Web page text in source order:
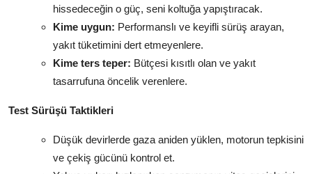
hissedeceğin o güç, seni koltuğa yapıştıracak.
Kime uygun: Performanslı ve keyifli sürüş arayan,
yakıt tüketimini dert etmeyenlere.
Kime ters teper: Bütçesi kısıtlı olan ve yakıt
tasarrufuna öncelik verenlere.
Test Sürüşü Taktikleri
Düşük devirlerde gaza aniden yüklen, motorun tepkisini
ve çekiş gücünü kontrol et.